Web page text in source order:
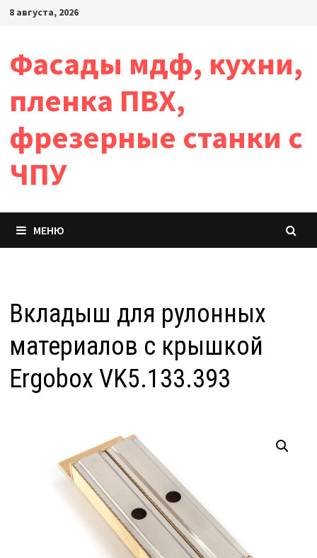
Перейти
8 августа, 2026
Фасады мдф, кухни,
пленка ПВХ,
фрезерные станки с
ЧПУ
МЕНЮ
Вкладыш для рулонных
материалов с крышкой
Ergobox VK5.133.393